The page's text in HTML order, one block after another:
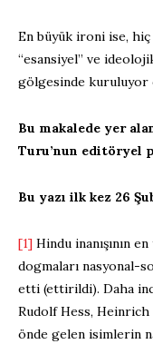
En büyük ironi ise, hiç
“esansiyel” ve
gölgesinde kuruluyor
Bu makalede yer
Turu’nun editöryel
Bu yazı ilk kez 26
[1] Hindu inanışının
dogmaları nasyonal-
etti (ettirildi). Daha
Rudolf Hess,
önde gelen isimlerin